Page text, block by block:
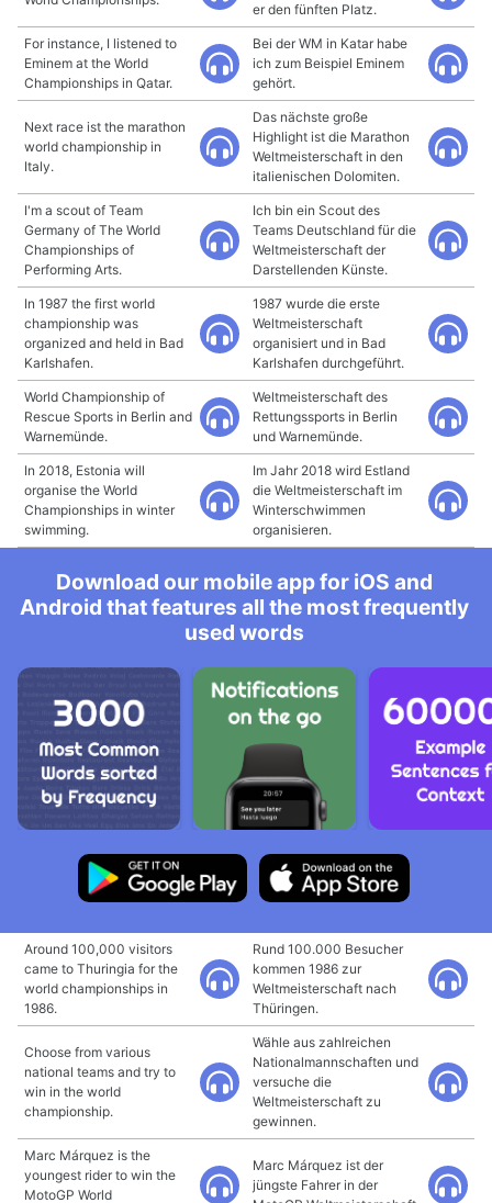
er den fünften Platz.
For instance, I listened to
Eminem at the World
Championships in Qatar.
Bei der WM in Katar habe
ich zum Beispiel Eminem
gehört.
Next race ist the marathon
world championship in
Italy.
Das nächste große
Highlight ist die Marathon
Weltmeisterschaft in den
italienischen Dolomiten.
I'm a scout of Team
Germany of The World
Championships of
Performing Arts.
Ich bin ein Scout des
Teams Deutschland für die
Weltmeisterschaft der
Darstellenden Künste.
In 1987 the first world
championship was
organized and held in Bad
Karlshafen.
1987 wurde die erste
Weltmeisterschaft
organisiert und in Bad
Karlshafen durchgeführt.
World Championship of
Rescue Sports in Berlin and
Warnemünde.
Weltmeisterschaft des
Rettungssports in Berlin
und Warnemünde.
In 2018, Estonia will
organise the World
Championships in winter
swimming.
Im Jahr 2018 wird Estland
die Weltmeisterschaft im
Winterschwimmen
organisieren.
Download our mobile app for iOS and
Android that features all the most frequently
used words
Around 100,000 visitors
came to Thuringia for the
world championships in
1986.
Rund 100.000 Besucher
kommen 1986 zur
Weltmeisterschaft nach
Thüringen.
Choose from various
national teams and try to
win in the world
championship.
Wähle aus zahlreichen
Nationalmannschaften und
versuche die
Weltmeisterschaft zu
gewinnen.
Marc Márquez is the
youngest rider to win the
MotoGP World
Marc Márquez ist der
jüngste Fahrer in der